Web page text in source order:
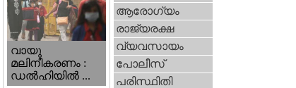
വായു
മലിനീകരണം :
ഡൽഹിയിൽ ...
ആരോഗ്യം
രാജ്യരക്ഷ
വ്യവസായം
പോലീസ്‌
പരിസ്ഥിതി